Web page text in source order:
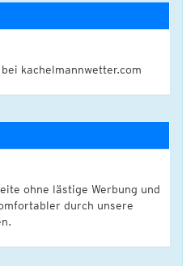
kachelmannwetter.com
ohne lästige Werbung und
durch unsere